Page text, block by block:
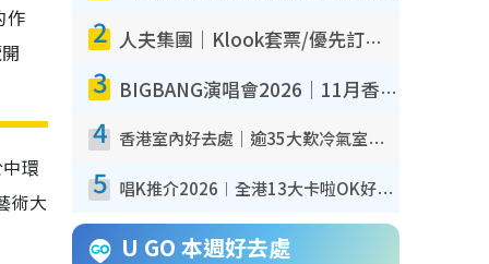
作
環
術大
2 人夫集團｜Klook套票/優先訂票/公開發售搶飛攻略！附票價.購票連結.場地座位表
3 BIGBANG演唱會2026｜11月香港啟德開3場！實名制VIP申請、優先購票攻略
4 香港室內好去處｜逾35大歎冷氣室內好去處推介 室內活動免費避雨無懼落雨
5 唱K推介2026︱全港13大卡啦OK好去處！最平$36起 日文K都有！(附地址+收費詳情)
U GO 本週好去處